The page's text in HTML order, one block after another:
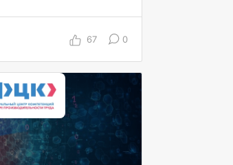
в системе
в среднем
согласования и
трудозатраты на
выросла доля
67 0